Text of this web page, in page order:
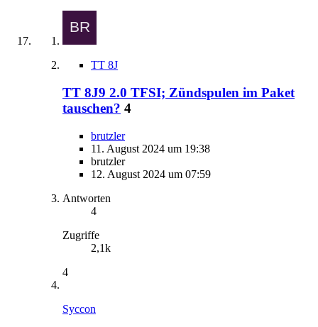
TT 8J
TT 8J9 2.0 TFSI; Zündspulen im Paket
tauschen? 4
brutzler
11. August 2024 um 19:38
brutzler
12. August 2024 um 07:59
Antworten
4
Zugriffe
2,1k
4
Syccon